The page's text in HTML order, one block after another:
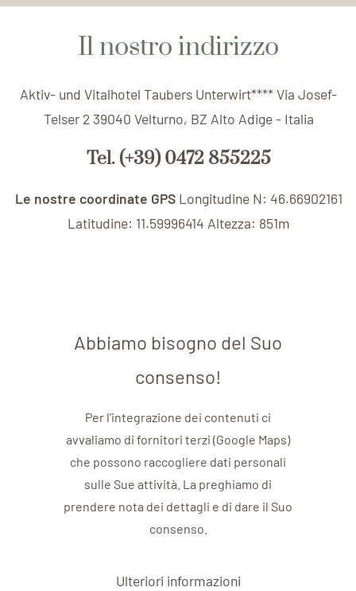
Il nostro indirizzo
Aktiv- und Vitalhotel Taubers Unterwirt**** Via Josef-
Telser 2 39040 Velturno, BZ Alto Adige - Italia
Tel. (+39) 0472 855225
Le nostre coordinate GPSLongitudine N: 46.66902161
Latitudine: 11.59996414 Altezza: 851m
Abbiamo bisogno del Suo
consenso!
Per l’integrazione dei contenuti ci
avvaliamo di fornitori terzi (Google Maps)
che possono raccogliere dati personali
sulle Sue attività. La preghiamo di
prendere nota dei dettagli e di dare il Suo
consenso.
Ulteriori informazioni